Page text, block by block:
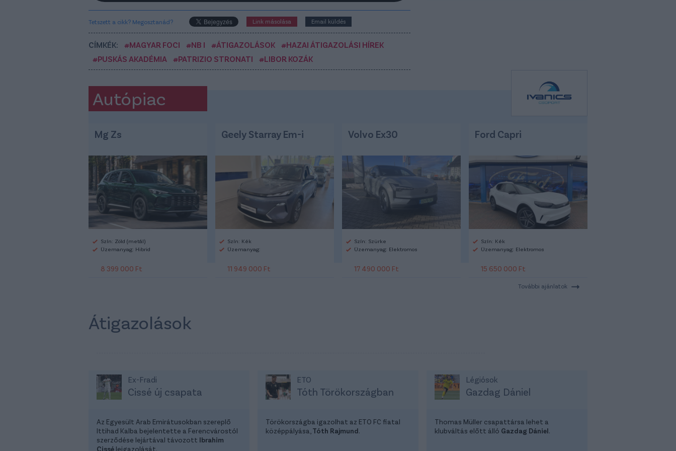
Tetszett a cikk? Megosztanád? Link másolása Email küldés
CÍMKÉK: #MAGYAR FOCI #NB I #ÁTIGAZOLÁSOK
#HAZAI ÁTIGAZOLÁSI HÍREK
#PUSKÁS AKADÉMIA
#PATRIZIO STRONATI #LIBOR KOZÁK
Autópiac
Mg Zs
Szín: Zöld (metál)
Üzemanyag: Hibrid
8 399 000 Ft
Geely Starray Em-i
Szín: Kék
Üzemanyag:
11 949 000 Ft
Volvo Ex30
Szín: Szürke
Üzemanyag: Elektromos
17 490 000 Ft
Ford Capri
Szín: Kék
Üzemanyag: Elektromos
15 650 000 Ft
További ajánlatok
Átigazolások
Ex-Fradi
Cissé új csapata
Az Egyesült Arab Emirátusokban szereplő
Ittihad Kalba bejelentette a Ferencvárostól
szerződése lejártával távozott Ibrahim
Cissé leigazolását.
ETO
Tóth Törökországban
Törökországba igazolhat az ETO FC fiatal
középpályása, Tóth Rajmund.
Légiósok
Gazdag Dániel
Thomas Müller csapattársa lehet a
klubváltás előtt álló Gazdag Dániel.